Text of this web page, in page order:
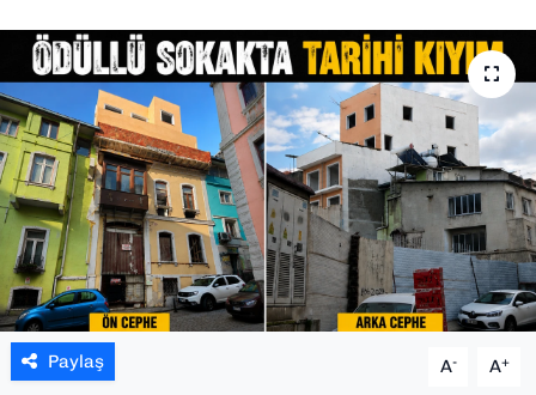
Paylaş A- A+
TEKNOLOJİ
YAŞAM
YEREL YÖNETİMLER